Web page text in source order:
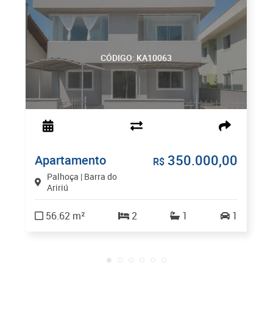
CÓDIGO: KA10063
Apartamento
Palhoça | Barra do
Aririú
R$ 350.000,00
56.62 m² 2 1 1